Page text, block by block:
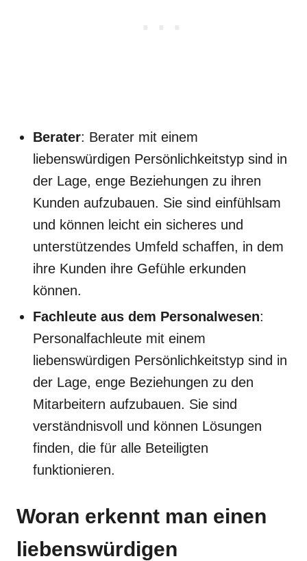
Berater: Berater mit einem
liebenswürdigen Persönlichkeitstyp sind in
der Lage, enge Beziehungen zu ihren
Kunden aufzubauen. Sie sind einfühlsam
und können leicht ein sicheres und
unterstützendes Umfeld schaffen, in dem
ihre Kunden ihre Gefühle erkunden
können.
Fachleute aus dem Personalwesen:
Personalfachleute mit einem
liebenswürdigen Persönlichkeitstyp sind in
der Lage, enge Beziehungen zu den
Mitarbeitern aufzubauen. Sie sind
verständnisvoll und können Lösungen
finden, die für alle Beteiligten
funktionieren.
Woran erkennt man einen
liebenswürdigen